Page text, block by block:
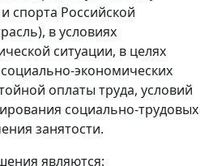
спорта Российской
в условиях
ситуации, в целях
экономических
оплаты труда, условий
социально-трудовых
занятости.
являются: